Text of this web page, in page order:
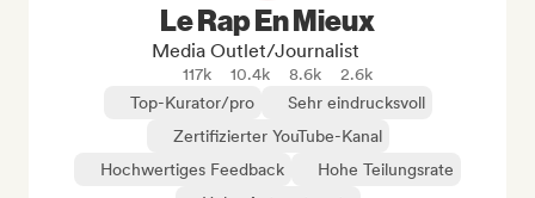
Le Rap En Mieux
Media Outlet/Journalist
117k 10.4k 8.6k
2.6k
Top-Kurator/pro
Sehr eindrucksvoll
Zertifizierter YouTube-Kanal
Hochwertiges Feedback
Hohe Teilungsrate